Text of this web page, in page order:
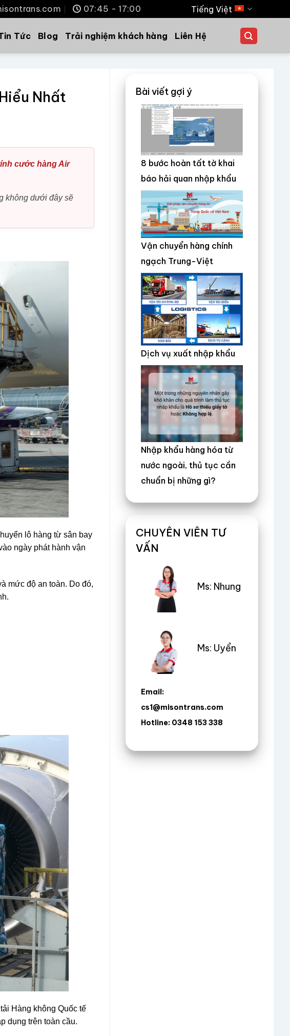
07:45 - 17:00 Tiếng Việt
Tức Blog Trải nghiệm khách hàng Liên Hệ
Nhất
cước hàng Air
không dưới đây sẽ
lô hàng từ sân bay
ngày phát hành vận
mức độ an toàn. Do đó,
Hàng không Quốc tế
dụng trên toàn cầu.
Bài viết gợi ý
8 bước hoàn tất tờ khai
báo hải quan nhập khẩu
Vận chuyển hàng chính
ngạch Trung-Việt
Dịch vụ xuất nhập khẩu
Nhập khẩu hàng hóa từ
nước ngoài, thủ tục cần
chuẩn bị những gì?
CHUYÊN VIÊN TƯ
VẤN
Ms: Nhung
Ms: Uyển
Email:
cs1@misontrans.com
Hotline: 0348 153 338